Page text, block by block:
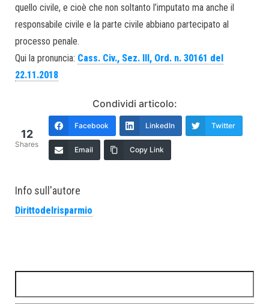
quello civile, e cioè che non soltanto l’imputato ma anche il
responsabile civile e la parte civile abbiano partecipato al
processo penale.
Qui la pronuncia: Cass. Civ., Sez. III, Ord. n. 30161 del
22.11.2018
Condividi articolo:
12
Shares
Facebook LinkedIn Twitter
Email Copy Link
Info sull'autore
Dirittodelrisparmio